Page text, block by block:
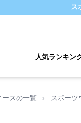
ス
人気ランキン
ースの一覧 › スポーツ